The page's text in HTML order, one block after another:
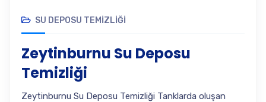
SU DEPOSU TEMIZLIĞI
Zeytinburnu Su Deposu
Temizliği
Zeytinburnu Su Deposu Temizliği Tanklarda oluşan